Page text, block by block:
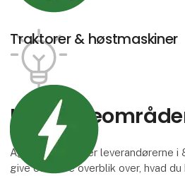
Agromek inddeler leverandørerne i
give et bedre overblik over, hvad
Traktorer & høstmaskiner